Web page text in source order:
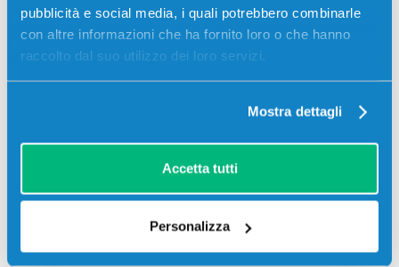
pubblicità e social media, i quali potrebbero combinarle
con altre informazioni che ha fornito loro o che hanno
raccolto dal suo utilizzo dei loro servizi.
Mostra dettagli
Accetta tutti
Personalizza